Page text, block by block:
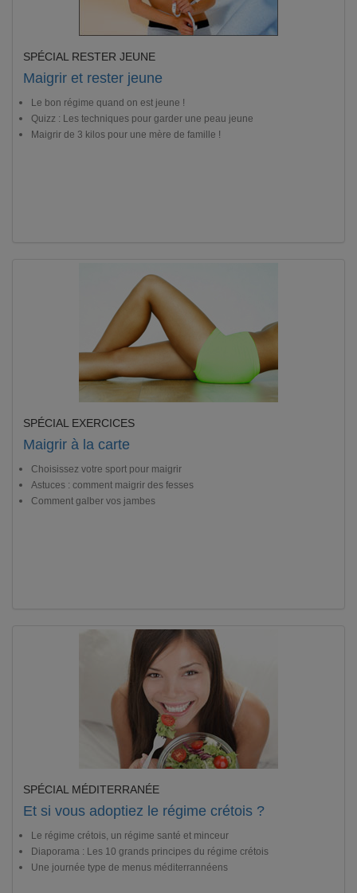
SPÉCIAL RESTER JEUNE
Maigrir et rester jeune
Le bon régime quand on est jeune !
Quizz : Les techniques pour garder une peau jeune
Maigrir de 3 kilos pour une mère de famille !
SPÉCIAL EXERCICES
Maigrir à la carte
Choisissez votre sport pour maigrir
Astuces : comment maigrir des fesses
Comment galber vos jambes
SPÉCIAL MÉDITERRANÉE
Et si vous adoptiez le régime crétois ?
Le régime crétois, un régime santé et minceur
Diaporama : Les 10 grands principes du régime crétois
Une journée type de menus méditerrannéens